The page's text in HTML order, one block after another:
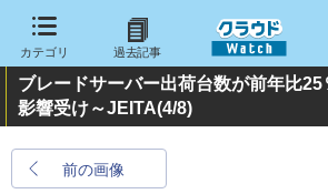
カテゴリ 過去記事
ブレードサーバー出荷台数が前年比
影響受け～JEITA(4/8)
前の画像